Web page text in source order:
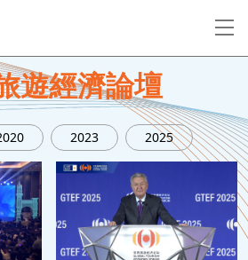
遊經濟論壇
2023 2025